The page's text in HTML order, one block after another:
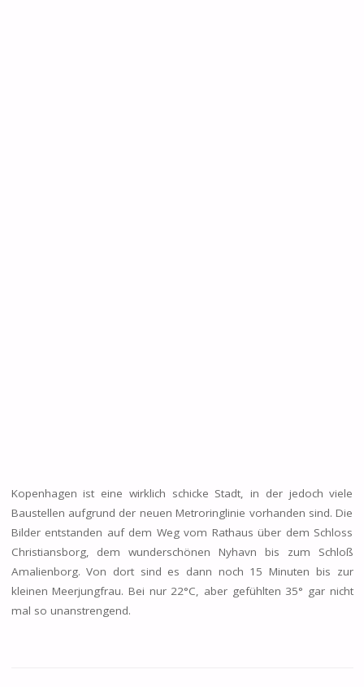
Kopenhagen ist eine wirklich schicke Stadt, in der jedoch viele
Baustellen aufgrund der neuen Metroringlinie vorhanden sind. Die
Bilder entstanden auf dem Weg vom Rathaus über dem Schloss
Christiansborg, dem wunderschönen Nyhavn bis zum Schloß
Amalienborg. Von dort sind es dann noch 15 Minuten bis zur
kleinen Meerjungfrau. Bei nur 22°C, aber gefühlten 35° gar nicht
mal so unanstrengend.